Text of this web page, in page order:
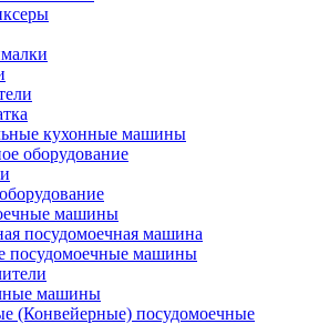
кухонные машины
оборудование
машины
посудомоечная машина
посудомоечные машины
машины
(Конвейерные) посудомоечные